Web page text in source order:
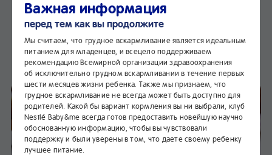
кабачками
В избранное
Важная информация
перед тем как вы продолжите
Мы считаем, что грудное вскармливание является идеальным
питанием для младенцев, и всецело поддерживаем
рекомендацию Всемирной организации здравоохранения
об исключительно грудном вскармливании в течение первых
шести месяцев жизни ребенка. Также мы признаем, что
грудное вскармливание не всегда может быть доступно для
родителей. Какой бы вариант кормления вы ни выбрали, клуб
Nestlé Baby&me всегда готов предоставить новейшую научно
обоснованную информацию, чтобы вы чувствовали
поддержку и были уверены в том, что даете своему ребенку
лучшее питание.